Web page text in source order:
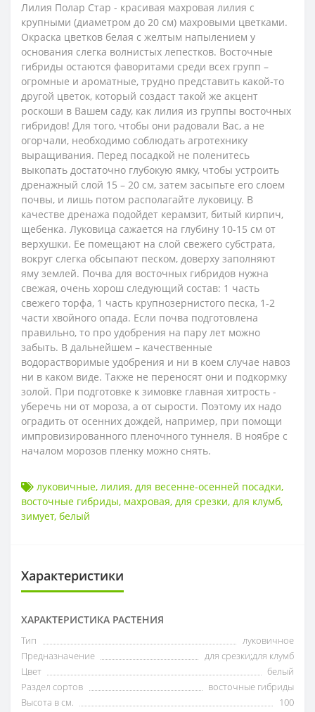
Лилия Полар Стар - красивая махровая лилия с
крупными (диаметром до 20 см) махровыми цветками.
Окраска цветков белая с желтым напылением у
основания слегка волнистых лепестков. Восточные
гибриды остаются фаворитами среди всех групп –
огромные и ароматные, трудно представить какой-то
другой цветок, который создаст такой же акцент
роскоши в Вашем саду, как лилия из группы восточных
гибридов! Для того, чтобы они радовали Вас, а не
огорчали, необходимо соблюдать агротехнику
выращивания. Перед посадкой не поленитесь
выкопать достаточно глубокую ямку, чтобы устроить
дренажный слой 15 – 20 см, затем засыпьте его слоем
почвы, и лишь потом располагайте луковицу. В
качестве дренажа подойдет керамзит, битый кирпич,
щебенка. Луковица сажается на глубину 10-15 см от
верхушки. Ее помещают на слой свежего субстрата,
вокруг слегка обсыпают песком, доверху заполняют
яму землей. Почва для восточных гибридов нужна
свежая, очень хорош следующий состав: 1 часть
свежего торфа, 1 часть крупнозернистого песка, 1-2
части хвойного опада. Если почва подготовлена
правильно, то про удобрения на пару лет можно
забыть. В дальнейшем – качественные
водорастворимые удобрения и ни в коем случае навоз
ни в каком виде. Также не переносят они и подкормку
золой. При подготовке к зимовке главная хитрость -
уберечь ни от мороза, а от сырости. Поэтому их надо
оградить от осенних дождей, например, при помощи
импровизированного пленочного туннеля. В ноябре с
началом морозов пленку можно снять.
луковичные, лилия, для весенне-осенней посадки,
восточные гибриды, махровая, для срезки, для клумб,
зимует, белый
Характеристики
ХАРАКТЕРИСТИКА РАСТЕНИЯ
Тип
луковичное
Предназначение
для срезки;для клумб
Цвет
белый
Раздел сортов
восточные гибриды
Высота в см.
100